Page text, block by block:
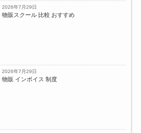
2026年7月29日
物販スクール 比較 おすすめ
2026年7月29日
物販 インボイス 制度